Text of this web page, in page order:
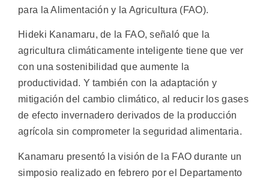
para la Alimentación y la Agricultura (FAO).
Hideki Kanamaru, de la FAO, señaló que la
agricultura climáticamente inteligente tiene que ver
con una sostenibilidad que aumente la
productividad. Y también con la adaptación y
mitigación del cambio climático, al reducir los gases
de efecto invernadero derivados de la producción
agrícola sin comprometer la seguridad alimentaria.
Kanamaru presentó la visión de la FAO durante un
simposio realizado en febrero por el Departamento